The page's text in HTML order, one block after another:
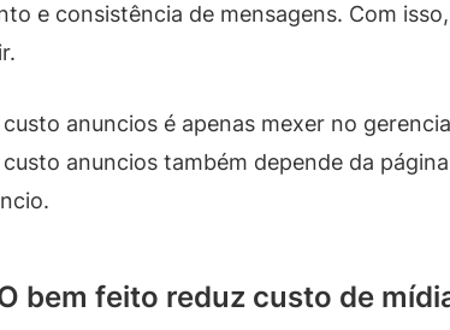
e consistência de mensagens. Com
anuncios é apenas mexer no
anuncios também depende da
bem feito reduz custo de